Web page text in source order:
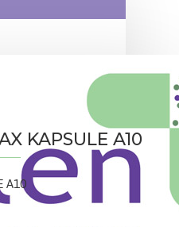
KAPSULE A10